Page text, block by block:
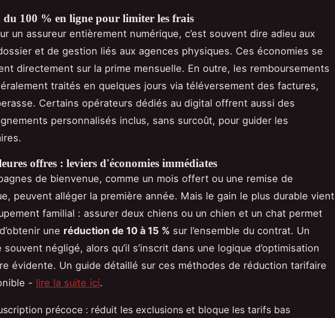
du 100 % en ligne pour limiter les frais
un assureur entièrement numérique, c’est souvent dire adieu aux
et de gestion liés aux agences physiques. Ces économies se
directement sur la prime mensuelle. En outre, les remboursements
traités en quelques jours via téléversement des factures,
Certains opérateurs dédiés au digital offrent aussi des
personnalisés inclus, sans surcoût, pour guider les
offres : leviers d'économies immédiates
de bienvenue, comme un mois offert ou une remise de
peuvent alléger la première année. Mais le gain le plus durable vient
familial : assurer deux chiens ou un chien et un chat permet
une réduction de 10 à 15 % sur l’ensemble du contrat. Un
souvent négligé, alors qu’il s’inscrit dans une logique d’optimisation
évidente. Un guide détaillé sur ces méthodes de réduction tarifaire
- lire la suite ici.
précoce : réduit les exclusions et bloque les tarifs bas